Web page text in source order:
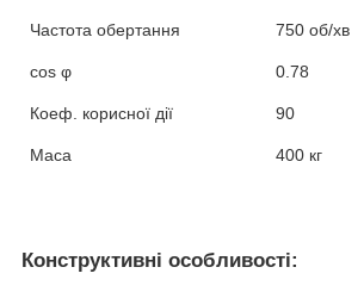
Частота обертання 750 об/хв
cosφ 0.78
Коеф. корисної дії 90
Маса 400 кг
Конструктивні особливості: